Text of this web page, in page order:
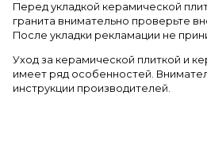
Перед укладкой керамической
гранита внимательно проверьте
После укладки рекламации не
Уход за керамической плиткой и
имеет ряд особенностей.
инструкции производителей.